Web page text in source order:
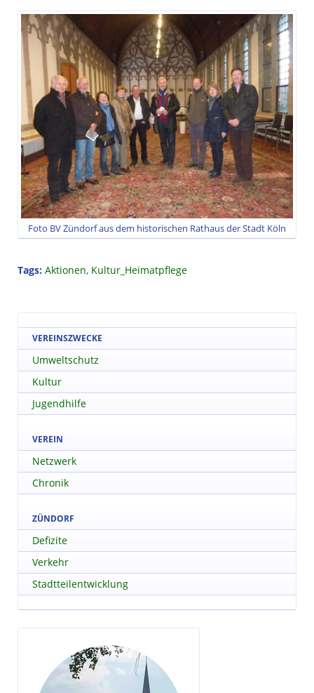
Foto BV Zündorf aus dem historischen Rathaus der Stadt Köln
Tags: Aktionen, Kultur_Heimatpflege
VEREINSZWECKE
Umweltschutz
Kultur
Jugendhilfe
VEREIN
Netzwerk
Chronik
ZÜNDORF
Defizite
Verkehr
Stadtteilentwicklung